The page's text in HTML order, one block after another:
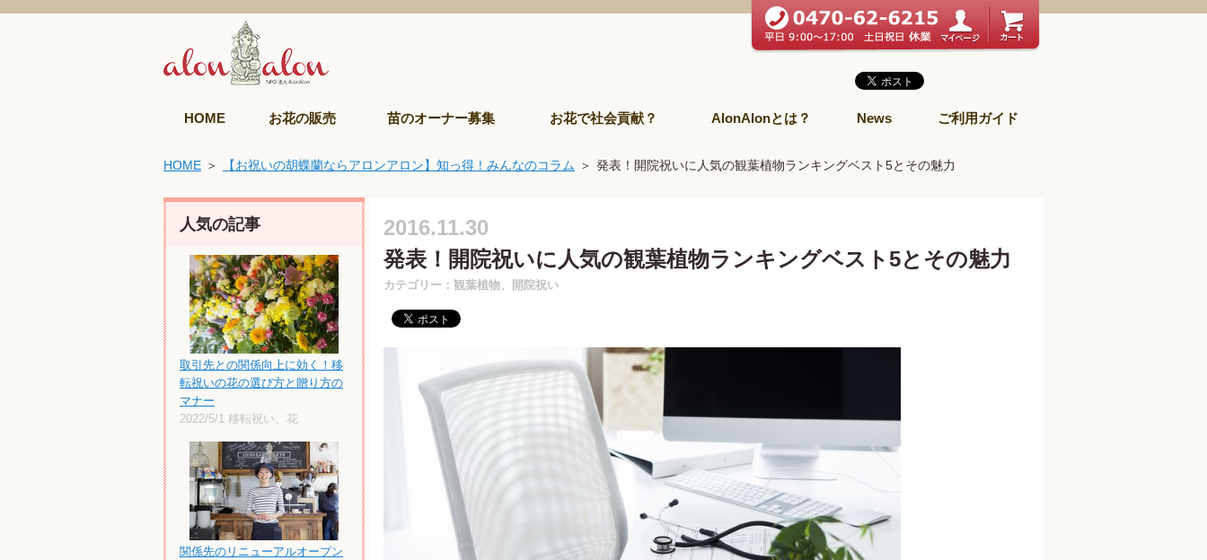
HOME お花の販売 苗のオーナー募集 お花で社会貢献？ AlonAlonとは？ News ご利用ガイド
HOME 【お祝いの胡蝶蘭ならアロンアロン】知っ得！みんなのコラム 発表！開院祝いに人気の観葉植物ランキングベスト5とその魅力
2016.11.30
発表！開院祝いに人気の観葉植物ランキングベスト5とその魅力
カテゴリー：観葉植物、開院祝い
人気の記事
取引先との関係向上に効く！移
転祝いの花の選び方と贈り方の
マナー
2022/5/1 移転祝い、花
関係先のリニューアルオープン